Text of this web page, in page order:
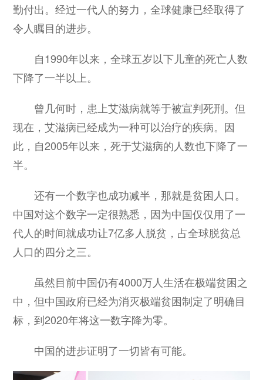
勤付出。经过一代人的努力，全球健康已经取得了
令人瞩目的进步。
自1990年以来，全球五岁以下儿童的死亡人数
下降了一半以上。
曾几何时，患上艾滋病就等于被宣判死刑。但
现在，艾滋病已经成为一种可以治疗的疾病。因
此，自2005年以来，死于艾滋病的人数也下降了一
半。
还有一个数字也成功减半，那就是贫困人口。
中国对这个数字一定很熟悉，因为中国仅仅用了一
代人的时间就成功让7亿多人脱贫，占全球脱贫总
人口的四分之三。
虽然目前中国仍有4000万人生活在极端贫困之
中，但中国政府已经为消灭极端贫困制定了明确目
标，到2020年将这一数字降为零。
中国的进步证明了一切皆有可能。